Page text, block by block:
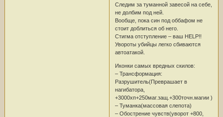
Следим за туманной завесой на себе,
не долбим под ней.
Вообще, пока син под оббафом не
стоит доблиться об него.
Стигма отступление – ваш HELP!!
Увороты убийцы легко сбиваются
автоатакой.
Иконки самых вредных скилов:
– Трансформация:
Разрушитель(Преврашает в
нагибатора,
+3000хп+250маг.защ.+300точн.магии )
– Туманка(массовая слепота)
– Обострение чувств(уворот +800,